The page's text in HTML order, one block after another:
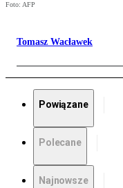
Foto: AFP
Tomasz Wacławek
Powiązane
Polecane
Najnowsze